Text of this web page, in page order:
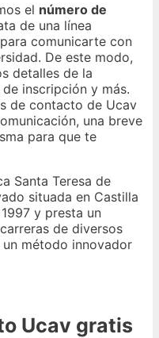
el número de
de una línea
comunicarte con
De este modo,
detalles de la
inscripción y más.
de contacto de Ucav
una breve
para que te
Santa Teresa de
situada en Castilla
y presta un
de diversos
método innovador
Ucav gratis